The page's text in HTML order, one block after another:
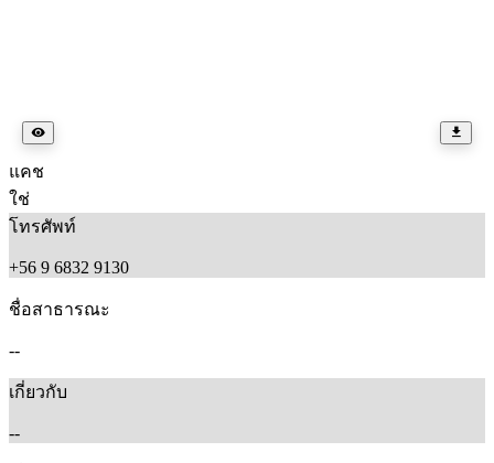
แคช
ใช่
โทรศัพท์
+56 9 6832 9130
ชื่อสาธารณะ
--
เกี่ยวกับ
--